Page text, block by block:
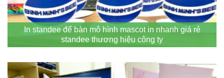
In standee để bàn mô hình mascot in nhanh giá rẻ
standee thương hiệu công ty